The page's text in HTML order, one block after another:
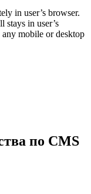
in user’s browser.
stays in user’s
mobile or desktop
по CMS